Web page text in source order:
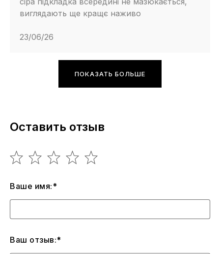
виглядають ще кращє наживо
23/06/26
ПОКАЗАТЬ БОЛЬШЕ
Оставить отзыв
Ваше имя:*
Ваш отзыв:*